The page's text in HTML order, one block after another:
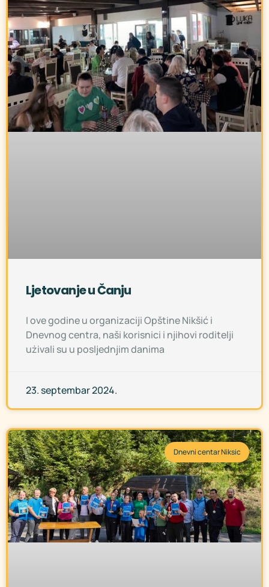
Ljetovanje u Čanju
I ove godine u organizaciji Opštine Nikšić i
Dnevnog centra, naši korisnici i njihovi roditelji
użivali su u posljednjim danima
23. septembar 2024.
Dnevni centar Niksic